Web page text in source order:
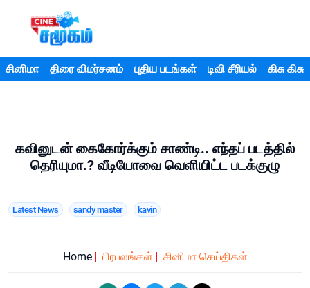
சினிமா திரை விமர்சனம் புதிய படங்கள் டிவி சீரியல் கிசு கிசு
கவினுடன் கைகோர்க்கும் சாண்டி.. எந்தப் படத்தில்
தெரியுமா.? வீடியோவை வெளியிட்ட படக்குழு
Latest News sandy master kavin
Home பிரபலங்கள் சினிமா செய்திகள்